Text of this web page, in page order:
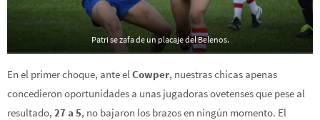
Patri se zafa de un placaje del Belenos.
En el primer choque, ante elCowper, nuestras chicas apenas
concedieron oportunidades a unas jugadoras ovetenses que pese al
resultado, 27 a 5, no bajaron los brazos en ningún momento. El